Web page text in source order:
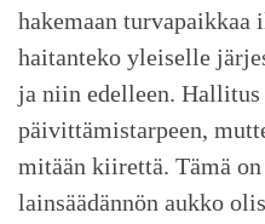
hakemaan turvapaikkaa
haitanteko yleiselle
ja niin edelleen.
päivittämistarpeen,
mitään kiirettä. Tämä
lainsäädännön aukko